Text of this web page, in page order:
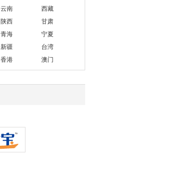
云南
西藏
陕西
甘肃
青海
宁夏
新疆
台湾
香港
澳门